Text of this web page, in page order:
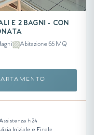
E 2 BAGNI - CON
Abitazione 65 MQ
h 24
Iniziale e Finale